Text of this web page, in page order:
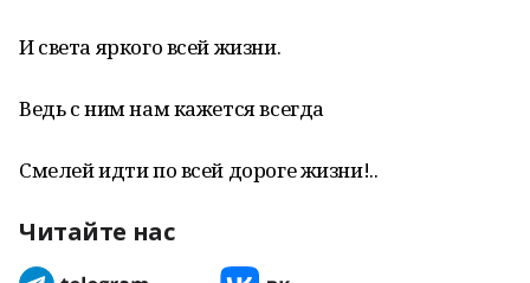
И света яркого всей жизни.
Ведь с ним нам кажется всегда
Смелей идти по всей дороге жизни!..
Читайте нас